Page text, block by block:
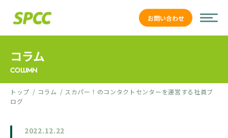
お問い合わせ
コラム
COLUMN
トップ コラム
スカパー！のコンタクトセンターを運営する社員ブ
ログ
2022.12.22